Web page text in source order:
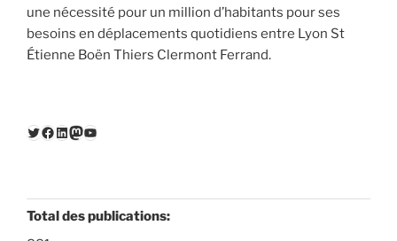
une nécessité pour un million d’habitants pour ses
besoins en déplacements quotidiens entre Lyon St
Étienne Boën Thiers Clermont Ferrand.
Twitter
Facebook
LinkedIn
Mastodon
YouTube
Total des publications: